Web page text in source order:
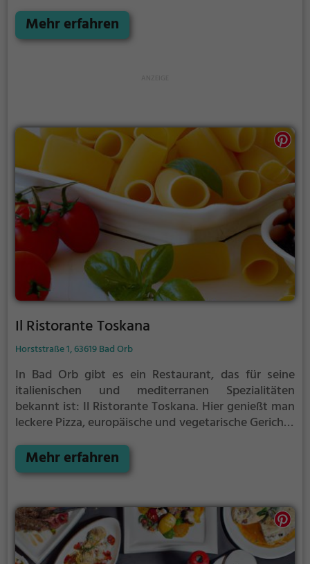
sich zum Frühstück oder Brunch treffen und in
familiärer Atmosphäre den Alltag hinter sich lassen.
Mehr erfahren
Il Ristorante Toskana
Horststraße 1, 63619 Bad Orb
In Bad Orb gibt es ein Restaurant, das für seine
italienischen und mediterranen Spezialitäten
bekannt ist: Il Ristorante Toskana. Hier genießt man
leckere Pizza, europäische und vegetarische Gerichte
Speisen. Dazu gibt es eine breite Auswahl an
Cocktails und sogar ein vielfältiges
ein, sich entspannt zurückzulehnen und die
kulinarischen Köstlichkeiten zu genießen. Tauche ein
in die Welt der Toskana und erlebe einen
unvergesslichen Genussmoment.
Mehr erfahren